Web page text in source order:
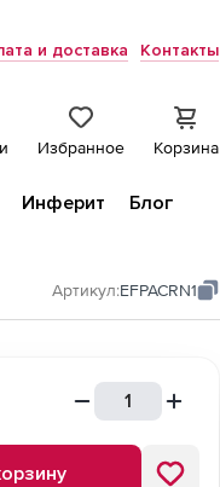
и доставка Контакты
Избранное Корзина
Инферит
Блог
Артикул:EFPACRN1